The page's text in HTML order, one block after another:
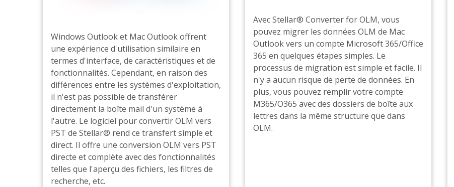
Windows Outlook et Mac Outlook offrent
une expérience d'utilisation similaire en
termes d'interface, de caractéristiques et de
fonctionnalités. Cependant, en raison des
différences entre les systèmes d'exploitation,
il n'est pas possible de transférer
directement la boîte mail d'un système à
l'autre. Le logiciel pour convertir OLM vers
PST de Stellar® rend ce transfert simple et
direct. Il offre une conversion OLM vers PST
directe et complète avec des fonctionnalités
telles que l'aperçu des fichiers, les filtres de
recherche, etc.
Avec Stellar® Converter for OLM, vous
pouvez migrer les données OLM de Mac
Outlook vers un compte Microsoft 365/Office
365 en quelques étapes simples. Le
processus de migration est simple et facile. Il
n'y a aucun risque de perte de données. En
plus, vous pouvez remplir votre compte
M365/O365 avec des dossiers de boîte aux
lettres dans la même structure que dans
OLM.